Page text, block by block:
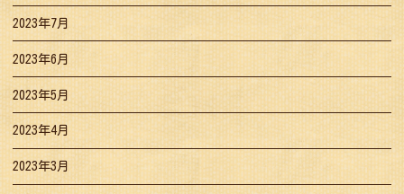
2023年7月
2023年6月
2023年5月
2023年4月
2023年3月